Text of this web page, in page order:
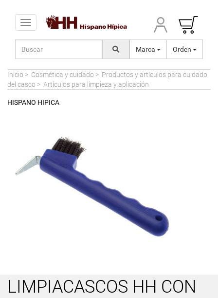
Toggle navigation
Marca Orden
Inicio > Cosmética y cuidado > Productos y artículos para cuidado
del casco > Artículos para limpieza y aplicación
HISPANO HIPICA
LIMPIACASCOS HH CON